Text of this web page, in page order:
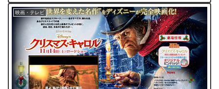
映画・テレビ